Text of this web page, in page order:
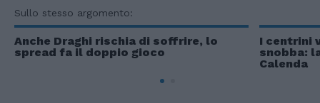
Sullo stesso argomento:
Anche Draghi rischia di soffrire, lo
spread fa il doppio gioco
I centrini
snobba:
Calenda